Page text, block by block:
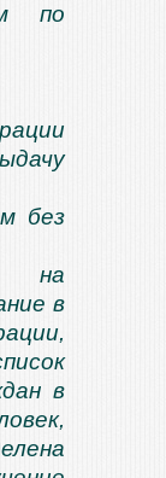
по
без
на
в
в